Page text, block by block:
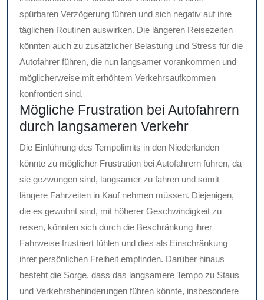
spürbaren Verzögerung führen und sich negativ auf ihre
täglichen Routinen auswirken. Die längeren Reisezeiten
könnten auch zu zusätzlicher Belastung und Stress für die
Autofahrer führen, die nun langsamer vorankommen und
möglicherweise mit erhöhtem Verkehrsaufkommen
konfrontiert sind.
Mögliche Frustration bei Autofahrern
durch langsameren Verkehr
Die Einführung des Tempolimits in den Niederlanden
könnte zu möglicher Frustration bei Autofahrern führen, da
sie gezwungen sind, langsamer zu fahren und somit
längere Fahrzeiten in Kauf nehmen müssen. Diejenigen,
die es gewohnt sind, mit höherer Geschwindigkeit zu
reisen, könnten sich durch die Beschränkung ihrer
Fahrweise frustriert fühlen und dies als Einschränkung
ihrer persönlichen Freiheit empfinden. Darüber hinaus
besteht die Sorge, dass das langsamere Tempo zu Staus
und Verkehrsbehinderungen führen könnte, insbesondere